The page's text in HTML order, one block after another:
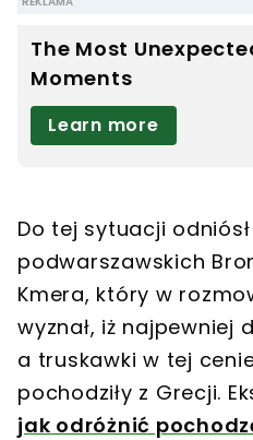
Do tej sytuacji
podwarszawskich
Kmera, który w
wyznał, iż najpewniej
a truskawki w tej
pochodziły z Grecji.
jak odróżnić